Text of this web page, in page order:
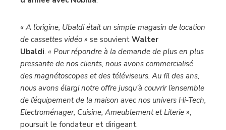
« A l’origine, Ubaldi était un simple magasin de location
de cassettes vidéo » se souvient Walter
Ubaldi. « Pour répondre à la demande de plus en plus
pressante de nos clients, nous avons commercialisé
des magnétoscopes et des téléviseurs. Au fil des ans,
nous avons élargi notre offre jusqu’à couvrir l’ensemble
de l’équipement de la maison avec nos univers Hi-Tech,
Electroménager, Cuisine, Ameublement et Literie »,
poursuit le fondateur et dirigeant.